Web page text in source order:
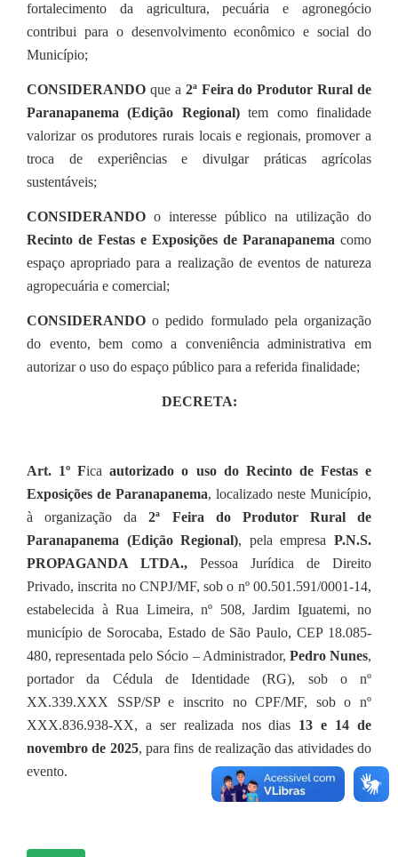
fortalecimento da agricultura, pecuária e agronegócio
contribui para o desenvolvimento econômico e social do
Município;
CONSIDERANDO que a 2ª Feira do Produtor Rural de
Paranapanema (Edição Regional)tem como finalidade
valorizar os produtores rurais locais e regionais, promover a
troca de experiências e divulgar práticas agrícolas
sustentáveis;
CONSIDERANDO o interesse público na utilização do
Recinto de Festas e Exposições de Paranapanema como
espaço apropriado para a realização de eventos de natureza
agropecuária e comercial;
CONSIDERANDO o pedido formulado pela organização
do evento, bem como a conveniência administrativa em
autorizar o uso do espaço público para a referida finalidade;
DECRETA:
Art. 1º Ficaautorizado o uso do Recinto de Festas e
Exposições de Paranapanema, localizado neste Município,
à organização da2ª Feira do Produtor Rural de
Paranapanema (Edição Regional), pela empresaP.N.S.
PROPAGANDA LTDA., Pessoa Jurídica de Direito
Privado, inscrita no CNPJ/MF, sob o nº 00.501.591/0001-14,
estabelecida à Rua Limeira, nº 508, Jardim Iguatemi, no
município de Sorocaba, Estado de São Paulo, CEP 18.085-
480, representada pelo Sócio – Administrador, Pedro Nunes,
portador da Cédula de Identidade (RG), sob o nº
XX.339.XXX SSP/SP e inscrito no CPF/MF, sob o nº
XXX.836.938-XX, a ser realizada nos dias 13 e 14 de
novembro de 2025, para fins de realização das atividades do
evento.